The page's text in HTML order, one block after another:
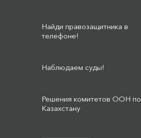
Найди правозащитника в
телефоне!
Наблюдаем суды!
Решения комитетов ООН по
Казахстану